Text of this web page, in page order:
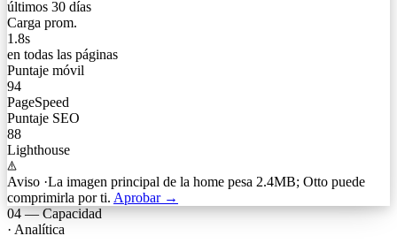
últimos 30 días
Carga prom.
1.8s
en todas las páginas
Puntaje móvil
94
PageSpeed
Puntaje SEO
88
Lighthouse
Aviso ·La imagen principal de la home pesa 2.4MB; Otto puede
comprimirla por ti. Aprobar →
04—Capacidad
· Analítica